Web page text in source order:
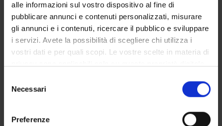
alle informazioni sul vostro dispositivo al fine di
pubblicare annunci e contenuti personalizzati, misurare
gli annunci e i contenuti, ricercare il pubblico e sviluppare
i servizi. Avete la possibilità di scegliere chi utilizza i
vostri dati e per quali scopi. Le vostre scelte in materia di
modificare o revocare il proprio consenso in qualsiasi
momento dalla Dichiarazione sui cookie o facendo clic
delNecessari
Preferenze
OFFERTA FORMATIVA
CORSI DI LAUREA
CORSI DI LAUREA MAGISTRALE